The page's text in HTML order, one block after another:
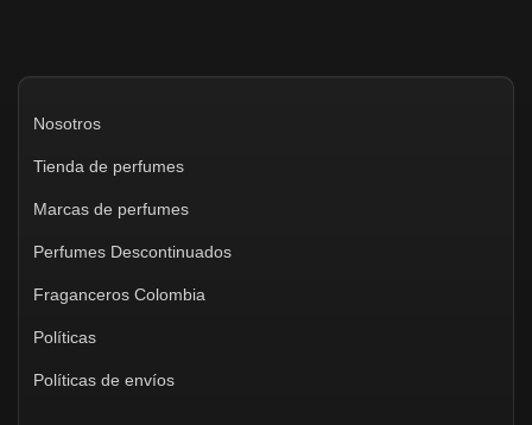
Nosotros
Tienda de perfumes
Marcas de perfumes
Perfumes Descontinuados
Fraganceros Colombia
Políticas
Políticas de envíos